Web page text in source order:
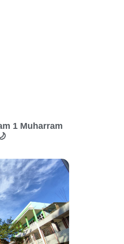
1 Muharram